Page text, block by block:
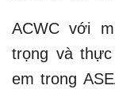
ACWC với
trọng và
em trong